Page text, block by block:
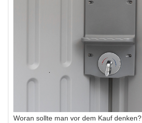
Woran sollte man vor dem Kauf denken?